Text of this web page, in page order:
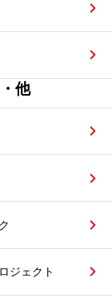
他
ジェクト